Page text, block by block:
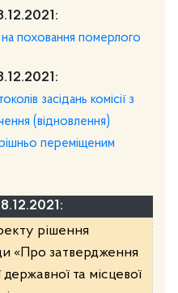
поховання померлого
засідань комісії з
(відновлення)
переміщеним
рішення
«Про затвердження
та місцевої